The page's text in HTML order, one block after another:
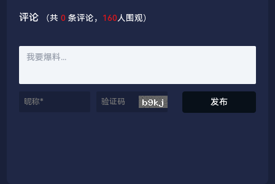
评论 （共0 条评论， 160人围观）
发布